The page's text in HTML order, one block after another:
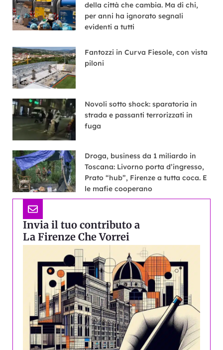
della città che cambia. Ma di chi,
per anni ha ignorato segnali
evidenti a tutti
Fantozzi in Curva Fiesole, con vista
piloni
Novoli sotto shock: sparatoria in
strada e passanti terrorizzati in
fuga
Droga, business da 1 miliardo in
Toscana: Livorno porta d’ingresso,
Prato “hub”, Firenze a tutta coca. E
le mafie cooperano
Invia il tuo contributo a
La Firenze Che Vorrei